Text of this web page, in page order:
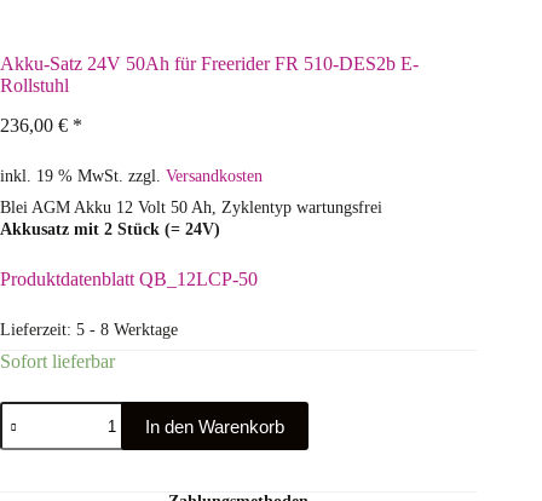
Akku-Satz 24V 50Ah für Freerider FR 510-DES2b E-
Rollstuhl
236,00 € *
inkl. 19 % MwSt. zzgl. Versandkosten
Blei AGM Akku 12 Volt 50 Ah, Zyklentyp wartungsfrei
Akkusatz mit 2 Stück (= 24V)
Produktdatenblatt QB_12LCP-50
Lieferzeit: 5 - 8 Werktage
Sofort lieferbar
In den Warenkorb